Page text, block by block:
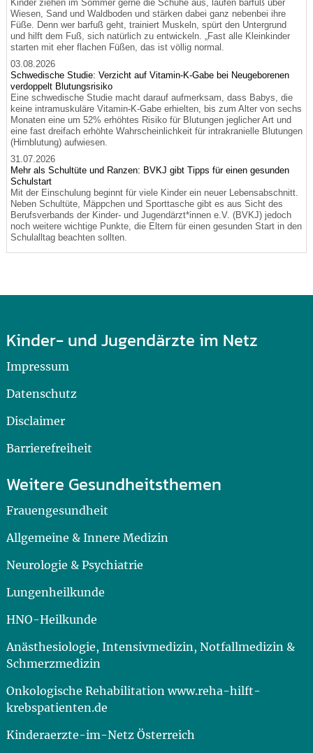
Kinder ziehen im Sommer gerne die Schuhe aus, laufen barfuß über
Wiesen, Sand und Waldboden und stärken dabei ganz nebenbei ihre
Füße. Denn wer barfuß geht, trainiert Muskeln, spürt den Untergrund
und hilft dem Fuß, sich natürlich zu entwickeln. „Fast alle Kleinkinder
starten mit eher flachen Füßen, das ist völlig normal.
03.08.2026
Schwedische Studie: Verzicht auf Vitamin-K-Gabe bei Neugeborenen
verdoppelt Blutungsrisiko
Eine schwedische Studie macht darauf aufmerksam, dass Babys, die
keine intramuskuläre Vitamin-K-Gabe erhielten, bis zum Alter von sechs
Monaten eine um 52% erhöhtes Risiko für Blutungen jeglicher Art und
eine fast dreifach erhöhte Wahrscheinlichkeit für intrakranielle Blutungen
(Hirnblutung) aufwiesen.
31.07.2026
Mehr als Schultüte und Ranzen: BVKJ gibt Tipps für einen gesunden
Schulstart
Mit der Einschulung beginnt für viele Kinder ein neuer Lebensabschnitt.
Neben Schultüte, Mäppchen und Sporttasche gibt es aus Sicht des
Berufsverbands der Kinder- und Jugendärzt*innen e.V. (BVKJ) jedoch
noch weitere wichtige Punkte, die Eltern für einen gesunden Start in den
Schulalltag beachten sollten.
Kinder- und Jugendärzte im Netz
Impressum
Datenschutz
Disclaimer
Barrierefreiheit
Weitere Gesundheitsthemen
Frauengesundheit
Allgemeine & Innere Medizin
Neurologie & Psychiatrie
Lungenheilkunde
HNO-Heilkunde
Anästhesiologie, Intensivmedizin, Notfallmedizin &
Schmerzmedizin
Onkologische Rehabilitation www.reha-hilft-
krebspatienten.de
Kinderaerzte-im-Netz Österreich